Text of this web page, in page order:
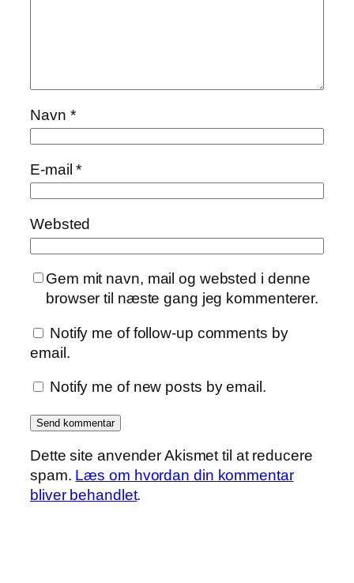
Navn *
E-mail*
Websted
Gem mit navn, mail og websted i denne
browser til næste gang jeg kommenterer.
Notify me of follow-up comments by
email.
Notify me of new posts by email.
Dette site anvender Akismet til at reducere
spam. Læs om hvordan din kommentar
bliver behandlet.